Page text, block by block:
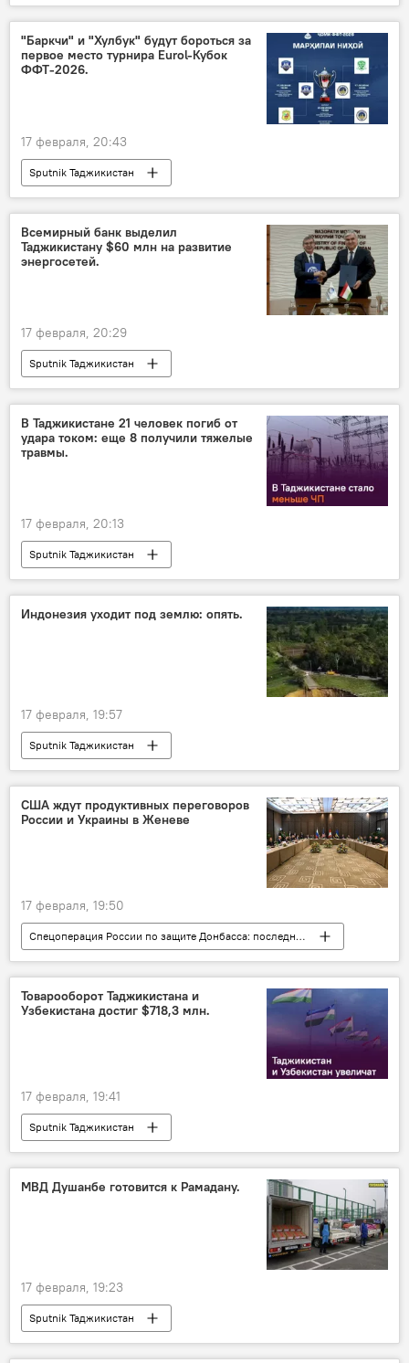
"Баркчи" и "Хулбук" будут бороться за
первое место турнира Eurol-Кубок
ФФТ-2026.
17 февраля, 20:43
Sputnik Таджикистан
Всемирный банк выделил
Таджикистану $60 млн на развитие
энергосетей.
17 февраля, 20:29
Sputnik Таджикистан
В Таджикистане 21 человек погиб от
удара током: еще 8 получили тяжелые
травмы.
17 февраля, 20:13
Sputnik Таджикистан
Индонезия уходит под землю: опять.
17 февраля, 19:57
Sputnik Таджикистан
США ждут продуктивных переговоров
России и Украины в Женеве
17 февраля, 19:50
Спецоперация России по защите Донбасса: последние новости
Россия
США
Мир
Украина
Политика
Товарооборот Таджикистана и
Узбекистана достиг $718,3 млн.
17 февраля, 19:41
Sputnik Таджикистан
МВД Душанбе готовится к Рамадану.
17 февраля, 19:23
Sputnik Таджикистан